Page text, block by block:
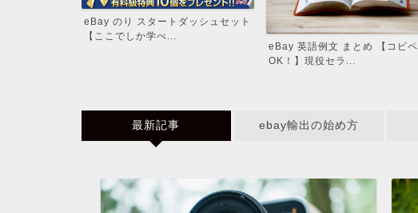
eBay のり スタートダッシュセット
【ここでしか学べ...
eBay 英語例文 まとめ 【コピペ
OK！】現役セラ...
最新記事 ebay輸出の始め方